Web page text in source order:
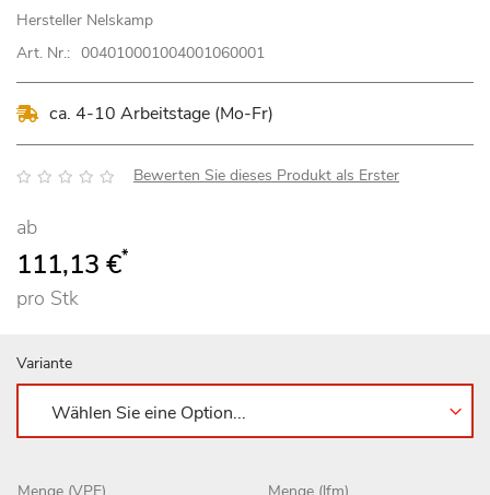
springen
Hersteller Nelskamp
Art. Nr.: 004010001004001060001
ca. 4-10 Arbeitstage (Mo-Fr)
Bewertung: Bewerten Sie dieses Produkt als Erster
ab
111,13 €*
pro Stk
Variante